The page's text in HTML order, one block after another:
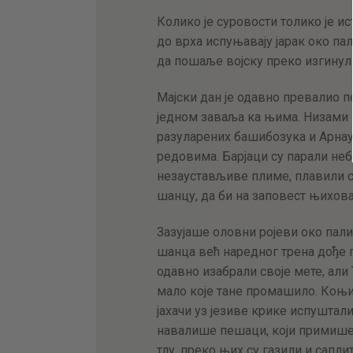
Колико је суровости толико је
до врха испуњавају јарак око
да пошаље војску преко
Мајски дан је одавно превалио
једном заваља ка њима. Низами
разуларених башибозука и
редовима. Барјаци су парали
незаустављиве плиме, плавили
шанцу, да би на заповест
Зазујаше оловни ројеви око
шанца већ наредног трена дође
одавно изабрали своје мете,
мало које тане промашило.
јахачи уз језиве крике
навалише пешаци, који
тлу, преко њих су газили и